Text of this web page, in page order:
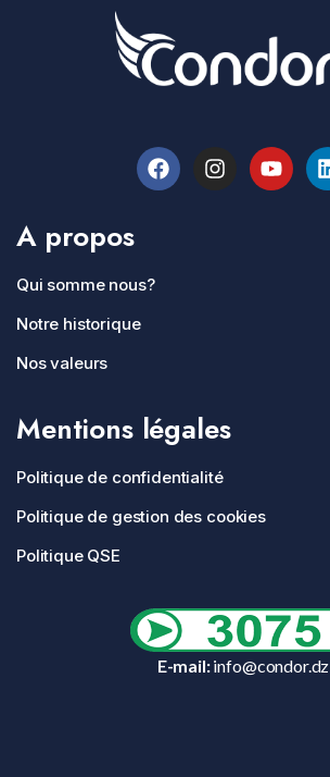
A propos
Qui somme nous?
Notre historique
Nos valeurs
Mentions légales
Politique de confidentialité
Politique de gestion des cookies
Politique QSE
E-mail:info@condor.dz